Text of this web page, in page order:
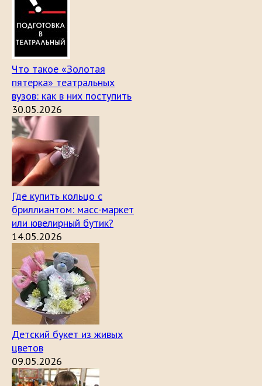
Что такое «Золотая
пятерка» театральных
вузов: как в них поступить
30.05.2026
Где купить кольцо с
бриллиантом: масс-маркет
или ювелирный бутик?
14.05.2026
Детский букет из живых
цветов
09.05.2026